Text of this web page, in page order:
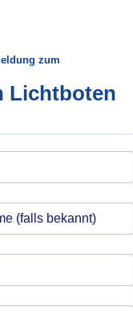
zum
Lichtboten